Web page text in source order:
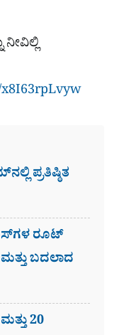
ಪ್ರತಿಷ್ಠಿತ
ರೂಟ್
ಬದಲಾದ
20